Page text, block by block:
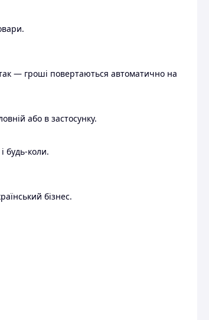
— гроші повертаються автоматично на
або в застосунку.
будь-коли.
бізнес.